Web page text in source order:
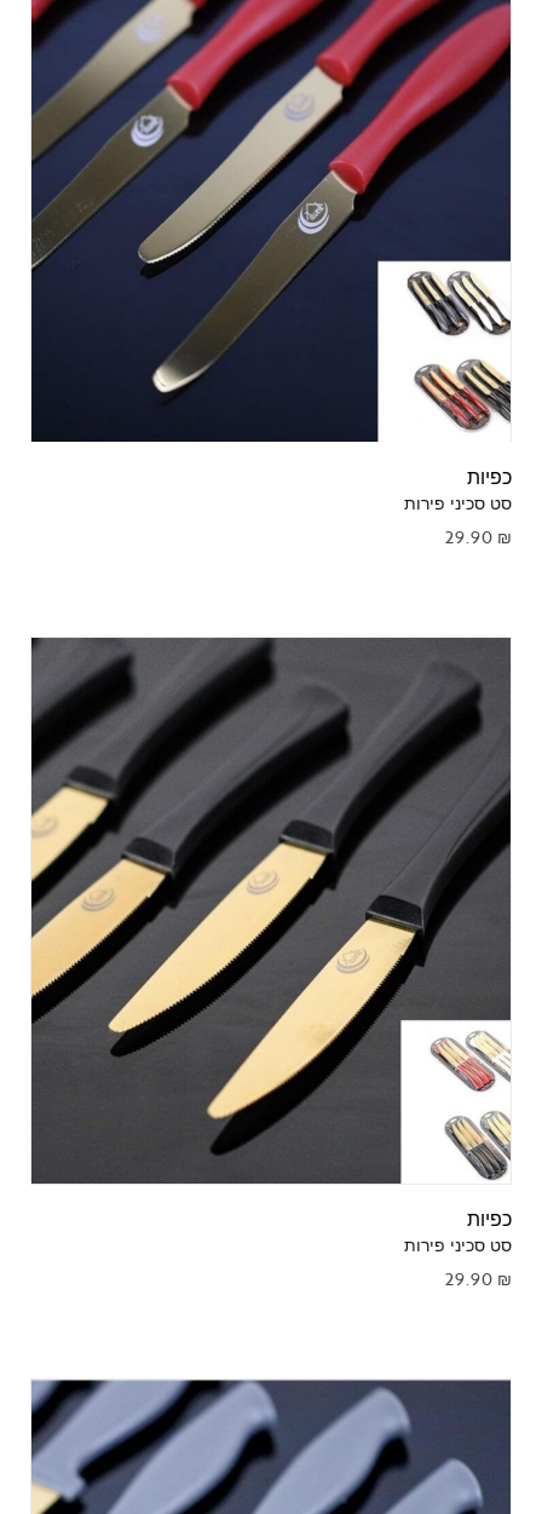
כפיות
סט סכיני פירות
29.90 ₪
כפיות
סט סכיני פירות
29.90 ₪